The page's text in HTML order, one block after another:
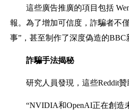
這些廣告推廣的項目包括
報。為了增加可信度，詐騙者不
事”，甚至制作了深度偽造的BBC
詐騙手法揭秘
研究人員發現，這些Reddit
“NVIDIA和OpenAI正在創造